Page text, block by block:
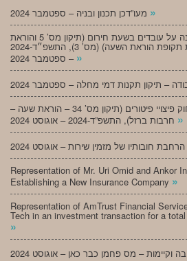
»
מעו”דכן יחסי עבודה – צו הגנה על עובדים בשעת חירום (תיקון מס’ 5 והוראת
שעה – חרבות ברזל) (הארכת תקופת הוראת השעה) (מס’ 3), התשפ״ד-2024
– ספטמבר 2024 »
מעו”דכן יחסי עבודה – חוק פיצויי פיטורים (תיקון מס’ 34 – הוראת שעה –
»
Representation of Mr. Uri Omid and Ankor
Establishing a New Insurance Company »
Representation of AmTrust Financial
Tech in an investment transaction for a
»